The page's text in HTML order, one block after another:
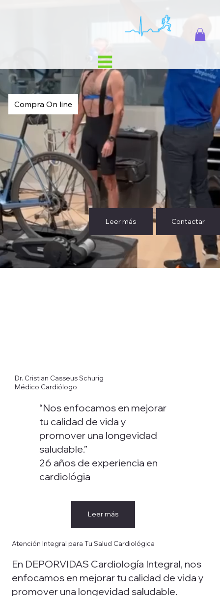
Compra On line
Leer más Contactar
Dr. Cristian Casseus Schurig
Médico Cardiólogo
“Nos enfocamos en mejorar
tu calidad de vida y
promover una longevidad
saludable.”
26 años de experiencia en
cardiológia
Leer más
Atención Integral para Tu Salud Cardiológica
En DEPORVIDAS Cardiología Integral, nos
enfocamos en mejorar tu calidad de vida y
promover una longevidad saludable.